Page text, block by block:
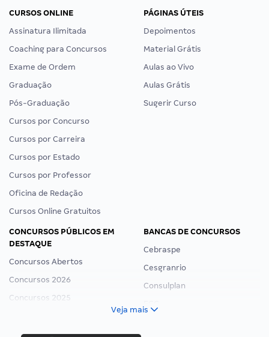
CURSOS ONLINE
Assinatura Ilimitada
Coaching para Concursos
Exame de Ordem
Graduação
Pós-Graduação
Cursos por Concurso
Cursos por Carreira
Cursos por Estado
Cursos por Professor
Oficina de Redação
Cursos Online Gratuitos
PÁGINAS ÚTEIS
Depoimentos
Material Grátis
Aulas ao Vivo
Aulas Grátis
Sugerir Curso
CONCURSOS PÚBLICOS EM
DESTAQUE
Concursos Abertos
Concursos 2026
Concursos 2025
Concurso Ibama
BANCAS DE CONCURSOS
Cebraspe
Cesgranrio
Consulplan
Veja mais